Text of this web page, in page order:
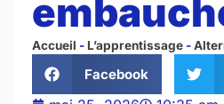
Accueil - L’apprentissage -
Facebook